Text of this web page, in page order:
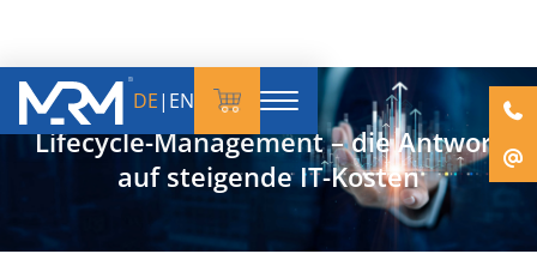
DE| EN
Lifecycle-Management – die Antwort
auf steigende IT-Kosten